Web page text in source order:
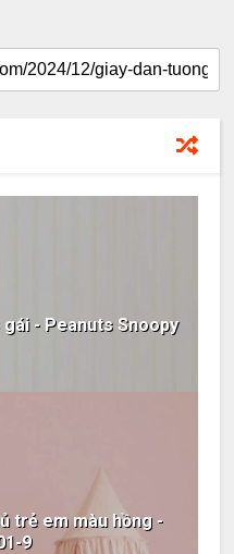
- Peanuts Snoopy
trẻ em màu hồng -
9